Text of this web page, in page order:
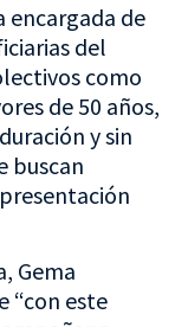
encargada de
del
como
de 50 años,
y sin
buscan
Gema
“con este